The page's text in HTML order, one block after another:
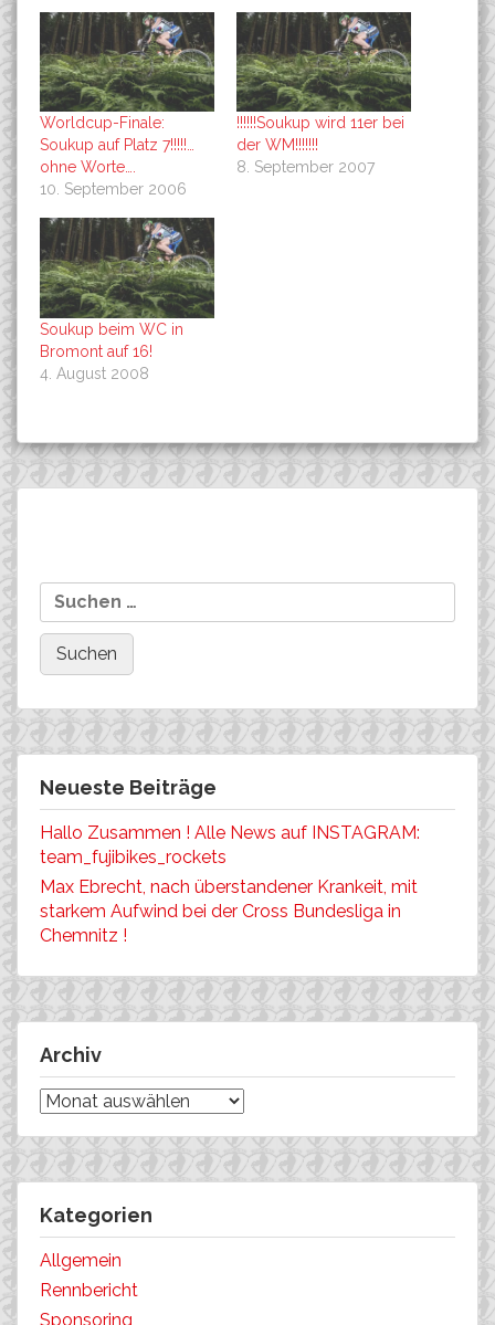
Worldcup-Finale:
Soukup auf Platz 7!!!!!…
ohne Worte….
10. September 2006
!!!!!!Soukup wird 11er bei
der WM!!!!!!!
8. September 2007
Soukup beim WC in
Bromont auf 16!
4. August 2008
Neueste Beiträge
Hallo Zusammen ! Alle News auf INSTAGRAM:
team_fujibikes_rockets
Max Ebrecht, nach überstandener Krankeit, mit
starkem Aufwind bei der Cross Bundesliga in
Chemnitz !
Archiv
Archiv
Kategorien
Allgemein
Rennbericht
Sponsoring